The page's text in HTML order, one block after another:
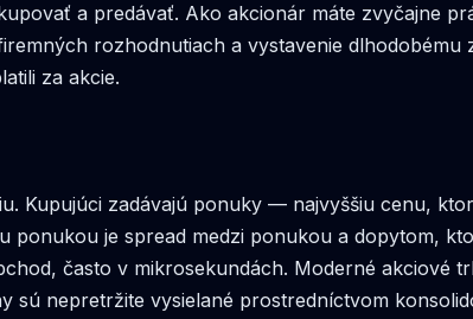
a predávať. Ako akcionár máte zvyčajne
rozhodnutiach a vystavenie
za akcie.
Kupujúci zadávajú ponuky — najvyššiu cenu,
ponukou je spread medzi ponukou a dopytom,
často v mikrosekundách. Moderné akciové
sú nepretržite vysielané prostredníctvom